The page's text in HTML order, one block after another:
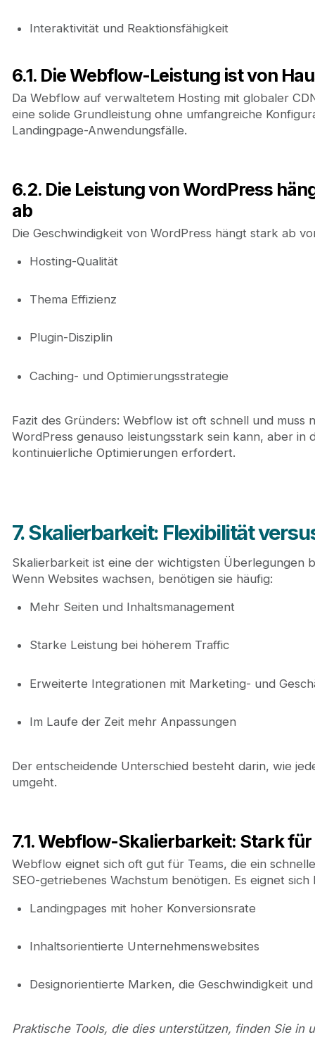
Interaktivität und Reaktionsfähigkeit
6.1. Die Webflow-Leistung ist von
Da Webflow auf verwaltetem Hosting mit globaler
eine solide Grundleistung ohne umfangreiche
Landingpage-Anwendungsfälle.
6.2. Die Leistung von WordPress
ab
Die Geschwindigkeit von WordPress hängt stark ab
Hosting-Qualität
Thema Effizienz
Plugin-Disziplin
Caching- und Optimierungsstrategie
Fazit des Gründers: Webflow ist oft schnell und
WordPress genauso leistungsstark sein kann, aber
kontinuierliche Optimierungen erfordert.
7. Skalierbarkeit: Flexibilität
Skalierbarkeit ist eine der wichtigsten Überlegungen
Wenn Websites wachsen, benötigen sie häufig:
Mehr Seiten und Inhaltsmanagement
Starke Leistung bei höherem Traffic
Erweiterte Integrationen mit Marketing- und
Im Laufe der Zeit mehr Anpassungen
Der entscheidende Unterschied besteht darin, wie
umgeht.
7.1. Webflow-Skalierbarkeit: Stark
Webflow eignet sich oft gut für Teams, die ein
SEO-getriebenes Wachstum benötigen. Es eignet
Landingpages mit hoher Konversionsrate
Inhaltsorientierte Unternehmenswebsites
Designorientierte Marken, die Geschwindigkeit
Praktische Tools, die dies unterstützen, finden Sie in